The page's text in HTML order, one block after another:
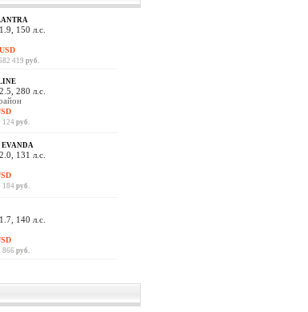
150 л.с.
419 руб.
280 л.с.
124 руб.
EVANDA
131 л.с.
184 руб.
140 л.с.
866 руб.